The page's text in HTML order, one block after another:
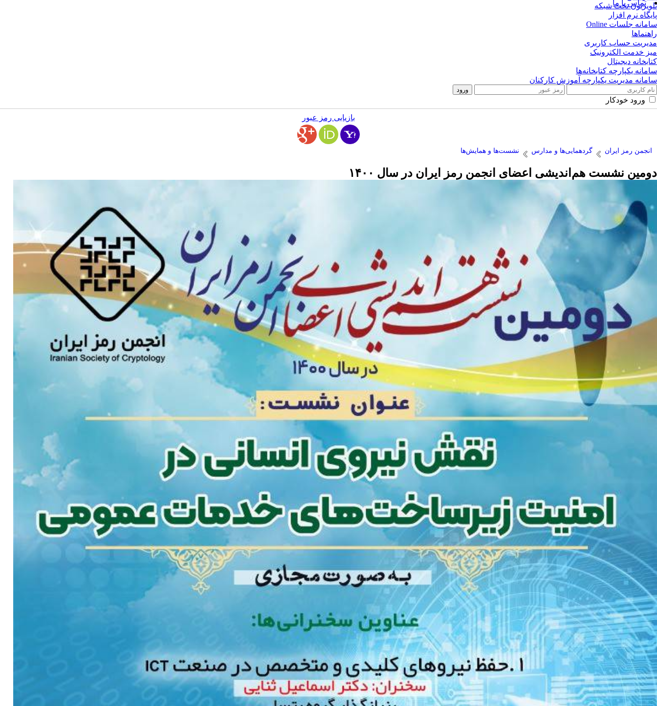
تماس با ما
تلویزیون تحت شبکه
پایگاه نرم افزار
سامانه جلسات Online
راهنماها
مدیریت حساب کاربری
میز خدمت الکترونیک
کتابخانه دیجیتال
سامانه یکپارچه کتابخانه‌ها
سامانه مدیریت یکپارچه آموزش کارکنان
ورود خودکار
بازیابی رمز عبور
انجمن رمز ایران گردهمایی‌ها و مدارس نشست‌ها و همایش‌ها
دومین نشست هم‌اندیشی اعضای انجمن رمز ایران در سال ۱۴۰۰